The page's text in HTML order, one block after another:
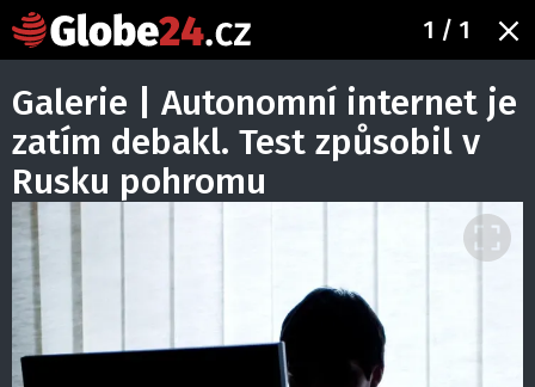
1 / 1
Galerie | Autonomní internet je
zatím debakl. Test způsobil v
Rusku pohromu